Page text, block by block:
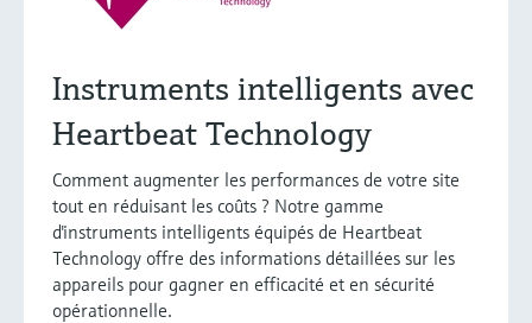
Instruments intelligents avec
Heartbeat Technology
Comment augmenter les performances de votre site
tout en réduisant les coûts ? Notre gamme
d'instruments intelligents équipés de Heartbeat
Technology offre des informations détaillées sur les
appareils pour gagner en efficacité et en sécurité
opérationnelle.